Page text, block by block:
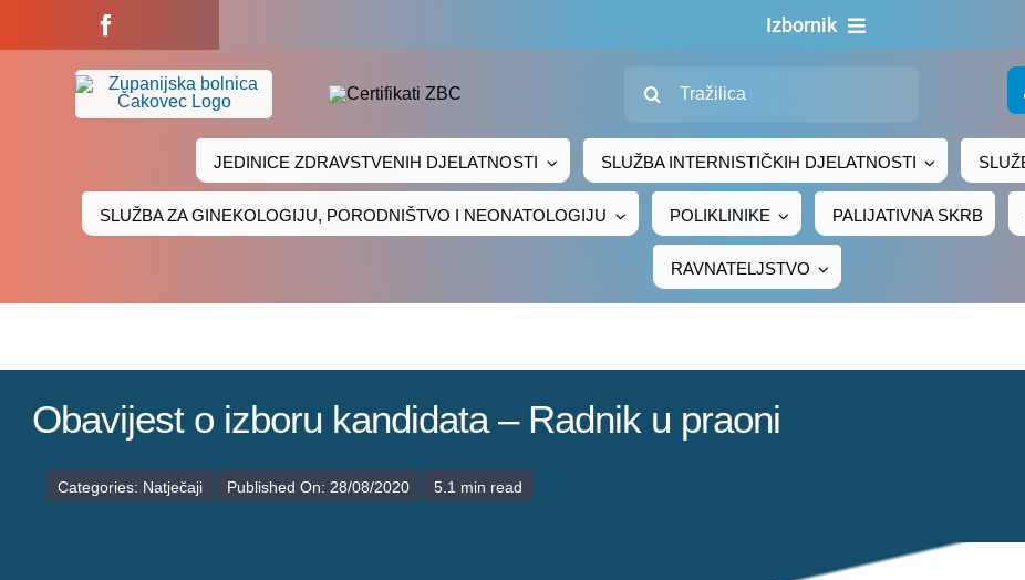
Izbornik
Za pacijente
Centralno naručivanje
Adresar
JEDINICE ZDRAVSTVENIH DJELATNOSTI SLUŽBA INTERNISTIČKIH DJELATNOSTI
SLUŽBA ZA GINEKOLOGIJU, PORODNIŠTVO I NEONATOLOGIJU POLIKLINIKE PALIJATIVNA SKRB
RAVNATELJSTVO
Obavijest o izboru kandidata – Radnik u praoni
Categories: Natječaji Published On: 28/08/2020 5.1 min read